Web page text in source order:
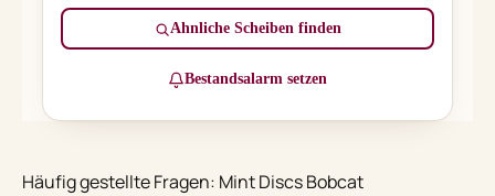
Ähnliche Scheiben finden
Bestandsalarm setzen
Häufig gestellte Fragen: Mint Discs Bobcat